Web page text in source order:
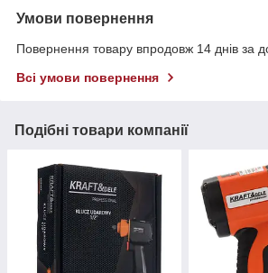
Умови повернення
Повернення товару впродовж 14 днів за
Всі умови повернення
Подібні товари компанії